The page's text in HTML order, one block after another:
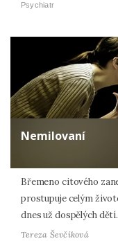
Psychiatr
Nemilovaní
Břemeno citového
prostupuje celým
dnes už dospělých dětí.
Tereza Ševčíková